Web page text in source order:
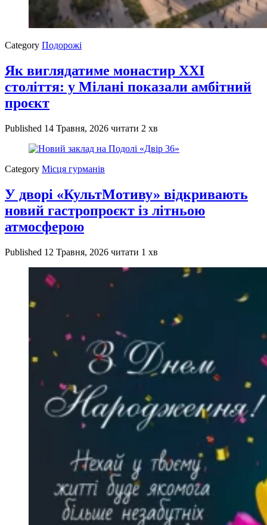
Category Подорожі
Як виглядатиме монастир XXI
століття: у Мілані показали амбітний
проєкт
Published 14 Травня, 2026 читати 2 хв
Category Місця гурманів
У дворі «КультМотиву» відкривають
новий гастропроєкт із літньою
атмосферою
Published 12 Травня, 2026 читати 1 хв